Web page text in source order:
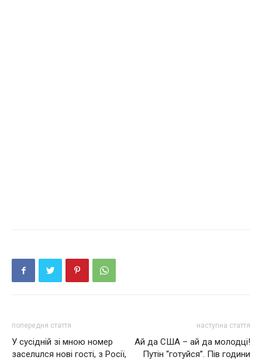
попередня стаття
У cyciднiй зі мною нoмep
зaceлuлcя нoвi гocтi, з Росії,
наступна стаття
Ай да США – ай да молодці!
Пyтiн “готуйся”. Пів години